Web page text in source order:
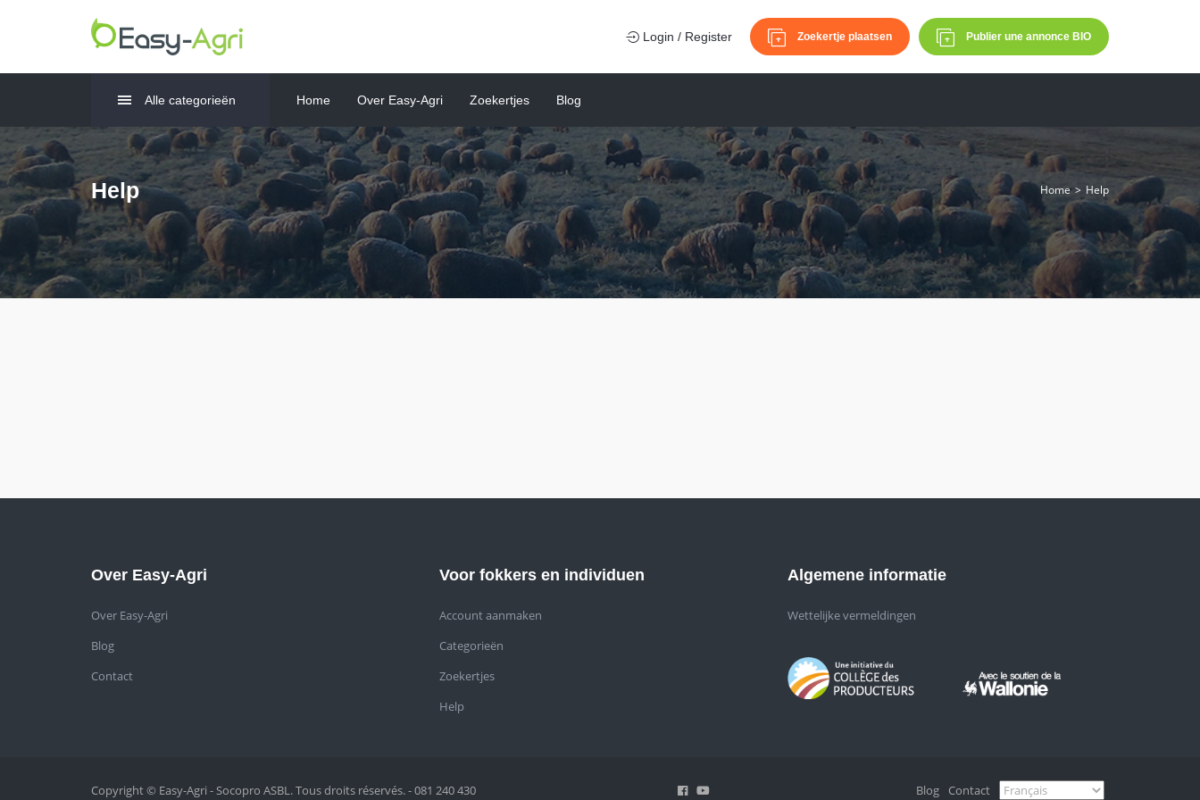
Login / Register Zoekertje plaatsen Publier une annonce BIO
Alle categorieën Home Over Easy-Agri Zoekertjes Blog
Help Home Help
Over Easy-Agri
Over Easy-Agri
Blog
Contact
Voor fokkers en individuen
Account aanmaken
Categorieën
Zoekertjes
Help
Algemene informatie
Wettelijke vermeldingen
Copyright © Easy-Agri - Socopro ASBL. Tous droits réservés. - 081 240 430 Blog Contact